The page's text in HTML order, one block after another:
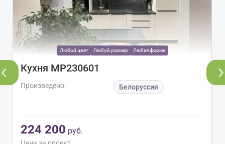
Любой цвет Любой размер Любая форма
Кухня МР230601
Произведено: Белоруссия
224 200 руб.